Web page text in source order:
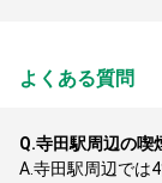
よくある質問
Q.寺田駅周辺の喫
A.寺田駅周辺では